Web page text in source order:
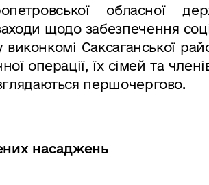
обласної
щодо забезпечення
виконкомі Саксаганської
операції, їх сімей та
першочергово.
насаджень